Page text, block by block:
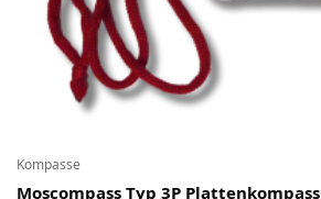
Kompasse
Moscompass Typ 3P Plattenkompass